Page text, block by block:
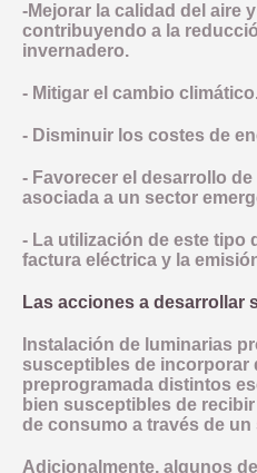
-Mejorar la calidad del aire
contribuyendo a la
invernadero.
- Mitigar el cambio
- Disminuir los costes de
- Favorecer el desarrollo
asociada a un sector
- La utilización de este tipo
factura eléctrica y la
Las acciones a desarrollar
Instalación de luminarias
susceptibles de incorporar
preprogramada distintos
bien susceptibles de
de consumo a través de
Adicionalmente, algunos